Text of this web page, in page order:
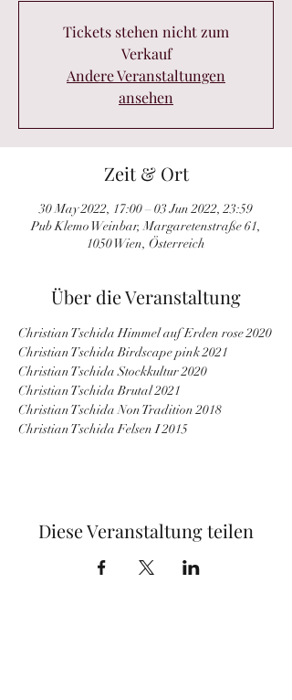
Tickets stehen nicht zum
Verkauf
Andere Veranstaltungen
ansehen
Zeit & Ort
30 May 2022, 17:00 – 03 Jun 2022, 23:59
Pub Klemo Weinbar, Margaretenstraße 61,
1050 Wien, Österreich
Über die Veranstaltung
Christian Tschida Himmel auf Erden rose 2020
Christian Tschida Birdscape pink 2021
Christian Tschida Stockkultur 2020
Christian Tschida Brutal 2021
Christian Tschida Non Tradition 2018
Christian Tschida Felsen I 2015
Diese Veranstaltung teilen